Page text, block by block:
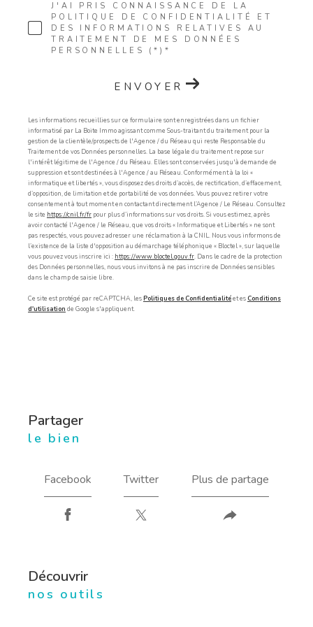
J'AI PRIS CONNAISSANCE DE LA
POLITIQUE DE CONFIDENTIALITÉ ET
DES INFORMATIONS RELATIVES AU
TRAITEMENT DE MES DONNÉES
PERSONNELLES (*)*
ENVOYER
Les informations recueillies sur ce formulaire sont enregistrées dans un fichier
informatisé par La Boite Immo agissant comme Sous-traitant du traitement pour la
gestion de la clientèle/prospects de l'Agence / du Réseau qui reste Responsable du
Traitement de vos Données personnelles. La base légale du traitement repose sur
l'intérêt légitime de l'Agence / du Réseau. Elles sont conservées jusqu'à demande de
suppression et sont destinées à l'Agence / au Réseau. Conformément à la loi «
informatique et libertés », vous disposez des droits d’accès, de rectification, d’effacement,
d’opposition, de limitation et de portabilité de vos données. Vous pouvez retirer votre
consentement à tout moment en contactant directement l’Agence / Le Réseau. Consultez
le site https://cnil.fr/fr pour plus d’informations sur vos droits. Si vous estimez, après
avoir contacté l'Agence / le Réseau, que vos droits « Informatique et Libertés » ne sont
pas respectés, vous pouvez adresser une réclamation à la CNIL. Nous vous informons de
l’existence de la liste d'opposition au démarchage téléphonique « Bloctel », sur laquelle
vous pouvez vous inscrire ici : https://www.bloctel.gouv.fr. Dans le cadre de la protection
des Données personnelles, nous vous invitons à ne pas inscrire de Données sensibles
dans le champ de saisie libre.
Ce site est protégé par reCAPTCHA, lesPolitiques de Confidentialitéet esConditions
d'utilisation de Google s'appliquent.
partager
le bien
Facebook Twitter Plus de partage
découvrir
nos outils